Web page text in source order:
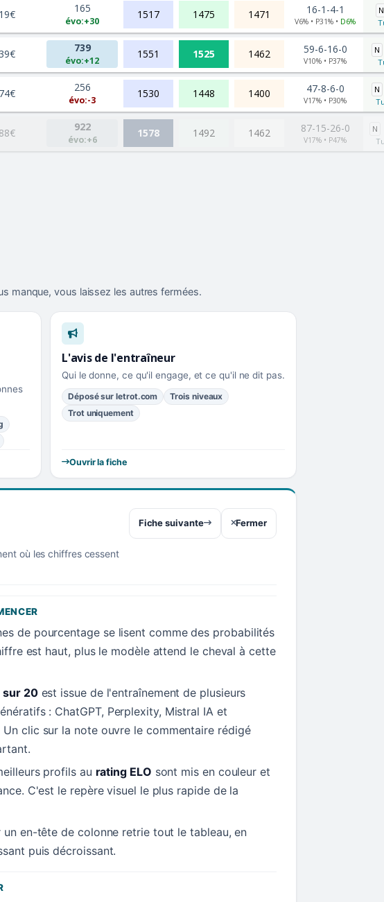
165
évo:+30
1517 1475 1471 16-1-4-1
V6% • P31% • D6%
N
739
évo:+12
1551 1525 1462 59-6-16-0
V10% • P37%
N
256
évo:-3
1530 1448 1400 47-8-6-0
V17% • P30%
N
922
évo:+6
1578 1492 1462 87-15-26-0
V17% • P47%
N
manque, vous laissez les autres fermées.
L'avis de l'entraîneur
Qui le donne, ce qu'il engage, et ce qu'il ne dit pas.
Déposé sur letrot.com
Trois niveaux
Trot uniquement
Ouvrir la fiche
où les chiffres cessent
Fiche suivante Fermer
de pourcentage se lisent comme des probabilités
est haut, plus le modèle attend le cheval à cette
sur 20est issue de l'entraînement de plusieurs
: ChatGPT, Perplexity, Mistral IA et
Un clic sur la note ouvre le commentaire rédigé
profils au rating ELO sont mis en couleur et
C'est le repère visuel le plus rapide de la
un en-tête de colonne retrie tout le tableau, en
puis décroissant.